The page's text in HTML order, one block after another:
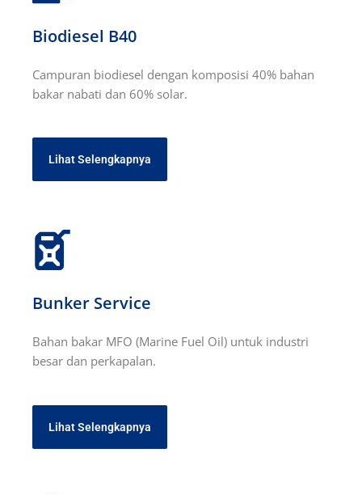
Biodiesel B40
Campuran biodiesel dengan komposisi 40% bahan
bakar nabati dan 60% solar.
Lihat Selengkapnya
Bunker Service
Bahan bakar MFO (Marine Fuel Oil) untuk industri
besar dan perkapalan.
Lihat Selengkapnya